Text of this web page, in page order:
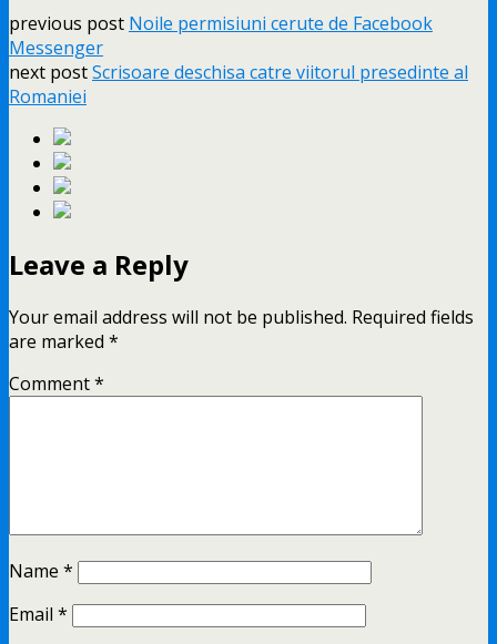
previous post Noile permisiuni cerute de Facebook
Messenger
next postScrisoare deschisa catre viitorul presedinte al
Romaniei
Leave a Reply
Your email address will not be published. Required fields
are marked *
Comment*
Name *
Email *